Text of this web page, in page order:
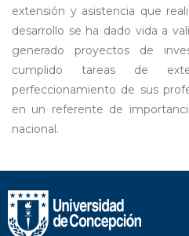
extensión y asistencia que
desarrollo se ha dado vida a
generado proyectos de
cumplido tareas de
perfeccionamiento de sus
en un referente de
nacional.